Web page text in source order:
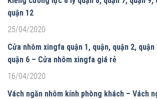
quận 12
25/04/2020
Cửa nhôm xingfa quận 1, quận, quận 2, quận
quận 6 – Cửa nhôm xingfa giá rẻ
16/04/2020
Vách ngăn nhôm kính phòng khách – Vách